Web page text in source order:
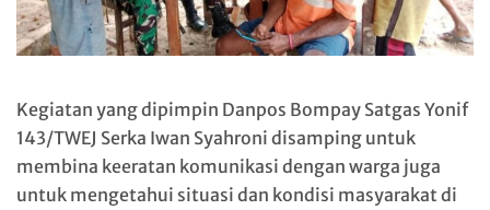
Kegiatan yang dipimpin Danpos Bompay Satgas Yonif
143/TWEJ Serka Iwan Syahroni disamping untuk
membina keeratan komunikasi dengan warga juga
untuk mengetahui situasi dan kondisi masyarakat di